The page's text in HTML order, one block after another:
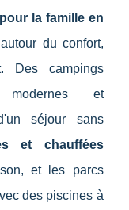
la famille en
du confort,
Des campings
et
séjour sans
et chauffées
et les parcs
des piscines à